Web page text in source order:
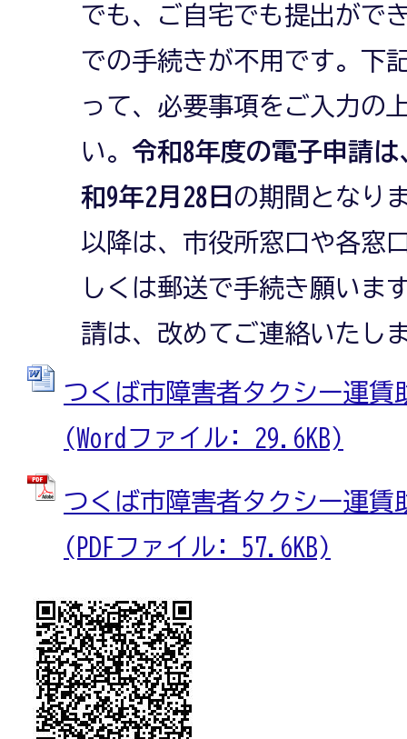
でも、ご自宅でも提出がで
での手続きが不用です。下
って、必要事項をご入力の
い。令和8年度の電子申請
和9年2月28日 の期間となり
以降は、市役所窓口や各窓
しくは郵送で手続き願いま
請は、改めてご連絡いたし
つくば市障害者タクシー運賃
(Wordファイル: 29.6KB)
つくば市障害者タクシー運賃
(PDFファイル: 57.6KB)